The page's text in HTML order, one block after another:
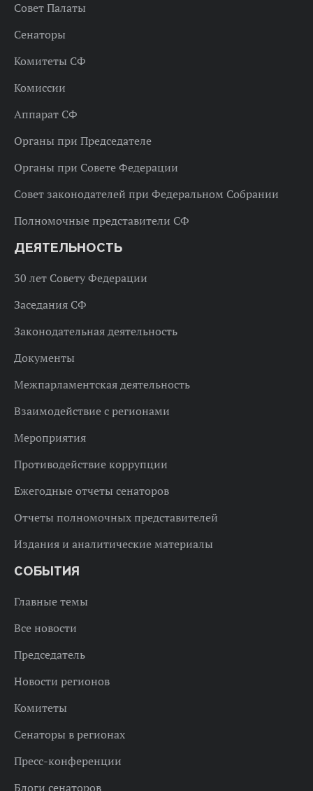
Совет Палаты
Сенаторы
Комитеты СФ
Комиссии
Аппарат СФ
Органы при Председателе
Органы при Совете Федерации
Совет законодателей при Федеральном Собрании
Полномочные представители СФ
ДЕЯТЕЛЬНОСТЬ
30 лет Совету Федерации
Заседания СФ
Законодательная деятельность
Документы
Межпарламентская деятельность
Взаимодействие с регионами
Мероприятия
Противодействие коррупции
Ежегодные отчеты сенаторов
Отчеты полномочных представителей
Издания и аналитические материалы
СОБЫТИЯ
Главные темы
Все новости
Председатель
Новости регионов
Комитеты
Сенаторы в регионах
Пресс-конференции
Блоги сенаторов